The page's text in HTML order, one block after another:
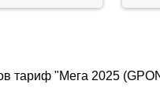
тариф "Мега 2025